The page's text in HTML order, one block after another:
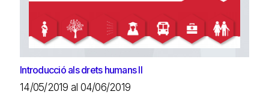
Introducció als drets humans II
14/05/2019 al 04/06/2019